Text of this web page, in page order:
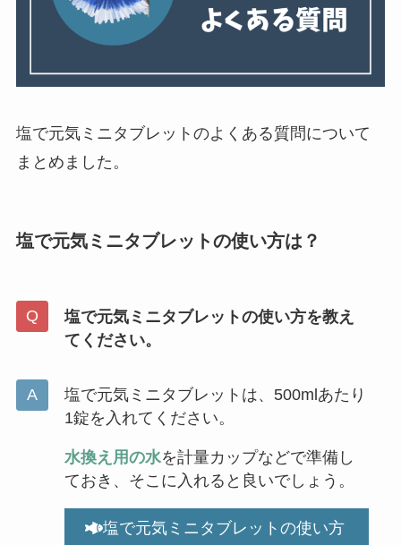
塩で元気ミニタブレットのよくある質問について
まとめました。
塩で元気ミニタブレットの使い方は？
塩で元気ミニタブレットの使い方を教え
てください。
塩で元気ミニタブレットは、500mlあたり
1錠を入れてください。
水換え用の水を計量カップなどで準備し
ておき、そこに入れると良いでしょう。
塩で元気ミニタブレットの使い方